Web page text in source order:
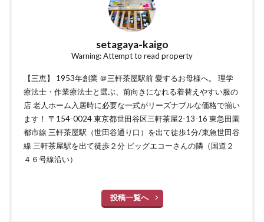
setagaya-kaigo
Warning: Attempt to read property
【三恵】 1953年創業 ＠三軒茶屋駅前 愛するお母様へ。 理学
療法士・作業療法士と選ぶ、前向きになれる着替えやすい服の
店 老人ホーム入居時に必要な一式がリーズナブルな価格で揃い
ます！ 〒154-0024 東京都世田谷区三軒茶屋2-13-16 東急田園
都市線 三軒茶屋駅（世田谷通り口）を出て徒歩1分/東急世田谷
線 三軒茶屋駅を出て徒歩２分 ビッグエコーさんの隣（国道２
４６号線沿い）
投稿一覧へ